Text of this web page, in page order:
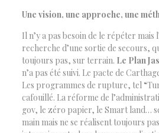
Une vision, une approche, une
Il n’y a pas besoin de le répéter mais
recherche d’une sortie de secours,
toujours pas, sur terrain. Le Plan
n’a pas été suivi. Le pacte de
Les programmes de rupture, tel
cafouillé. La réforme de
gov, le zéro papier, le Smart land…
main mais ne se réalisent toujours